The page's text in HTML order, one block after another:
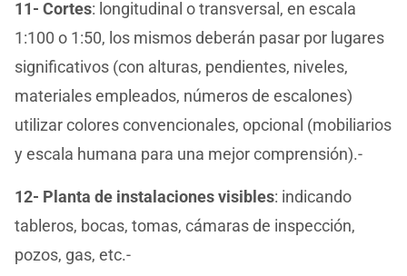
11- Cortes: longitudinal o transversal, en escala
1:100 o 1:50, los mismos deberán pasar por lugares
significativos (con alturas, pendientes, niveles,
materiales empleados, números de escalones)
utilizar colores convencionales, opcional (mobiliarios
y escala humana para una mejor comprensión).-
12- Planta de instalaciones visibles: indicando
tableros, bocas, tomas, cámaras de inspección,
pozos, gas, etc.-